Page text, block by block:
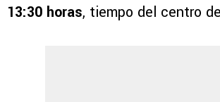
13:30 horas, tiempo del centro